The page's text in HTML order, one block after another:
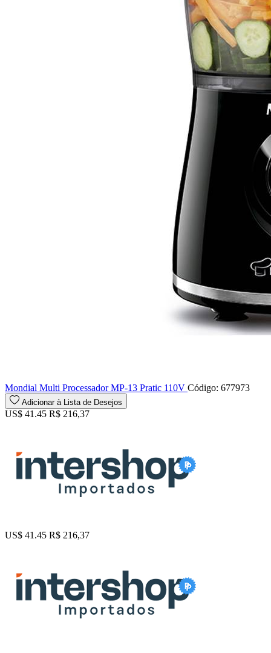
Mondial Multi Processador MP-13 Pratic 110V Código: 677973
Adicionar à Lista de Desejos
US$ 41.45 R$ 216,37
US$ 41.45 R$ 216,37